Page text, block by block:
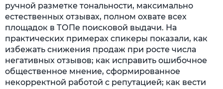
ручной разметке тональности, максимально
естественных отзывах, полном охвате всех
площадок в ТОПе поисковой выдачи. На
практических примерах спикеры показали, как
избежать снижения продаж при росте числа
негативных отзывов; как исправить ошибочное
общественное мнение, сформированное
некорректной работой с репутацией; как вести